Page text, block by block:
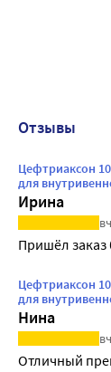
Отзывы
Цефтриаксон
для
Ирина
Пришёл заказ
Цефтриаксон
для
Нина
Отличный